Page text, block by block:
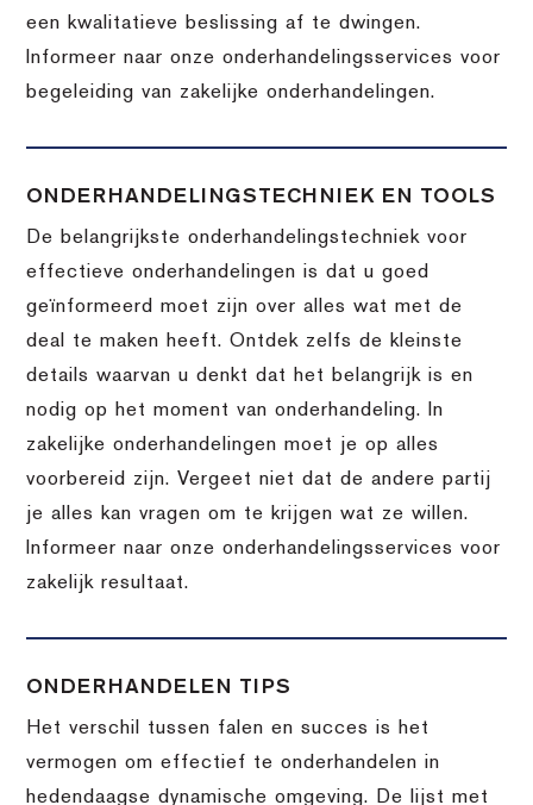
een kwalitatieve beslissing af te dwingen.
Informeer naar onze onderhandelingsservices voor
begeleiding van zakelijke onderhandelingen.
ONDERHANDELINGSTECHNIEK EN TOOLS
De belangrijkste onderhandelingstechniek voor
effectieve onderhandelingen is dat u goed
geïnformeerd moet zijn over alles wat met de
deal te maken heeft. Ontdek zelfs de kleinste
details waarvan u denkt dat het belangrijk is en
nodig op het moment van onderhandeling. In
zakelijke onderhandelingen moet je op alles
voorbereid zijn. Vergeet niet dat de andere partij
je alles kan vragen om te krijgen wat ze willen.
Informeer naar onze onderhandelingsservices voor
zakelijk resultaat.
ONDERHANDELEN TIPS
Het verschil tussen falen en succes is het
vermogen om effectief te onderhandelen in
hedendaagse dynamische omgeving. De lijst met